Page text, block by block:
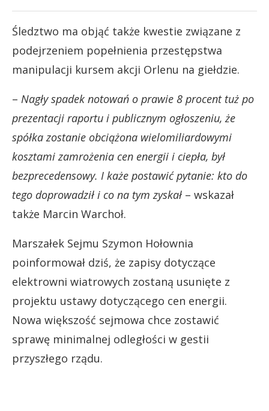
Śledztwo ma objąć także kwestie związane z
podejrzeniem popełnienia przestępstwa
manipulacji kursem akcji Orlenu na giełdzie.
– Nagły spadek notowań o prawie 8 procent tuż po
prezentacji raportu i publicznym ogłoszeniu, że
spółka zostanie obciążona wielomiliardowymi
kosztami zamrożenia cen energii i ciepła, był
bezprecedensowy. I każe postawić pytanie: kto do
tego doprowadził i co na tym zyskał – wskazał
także Marcin Warchoł.
Marszałek Sejmu Szymon Hołownia
poinformował dziś, że zapisy dotyczące
elektrowni wiatrowych zostaną usunięte z
projektu ustawy dotyczącego cen energii.
Nowa większość sejmowa chce zostawić
sprawę minimalnej odległości w gestii
przyszłego rządu.